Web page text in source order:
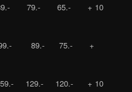
79.- 65.- + 10
89.- 75.- +
129.- 120.- + 10